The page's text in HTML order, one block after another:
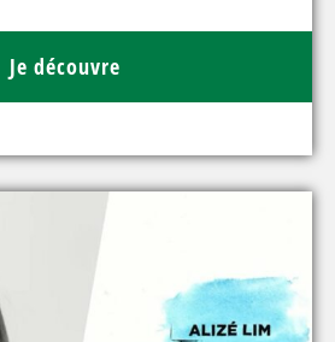
Je découvre